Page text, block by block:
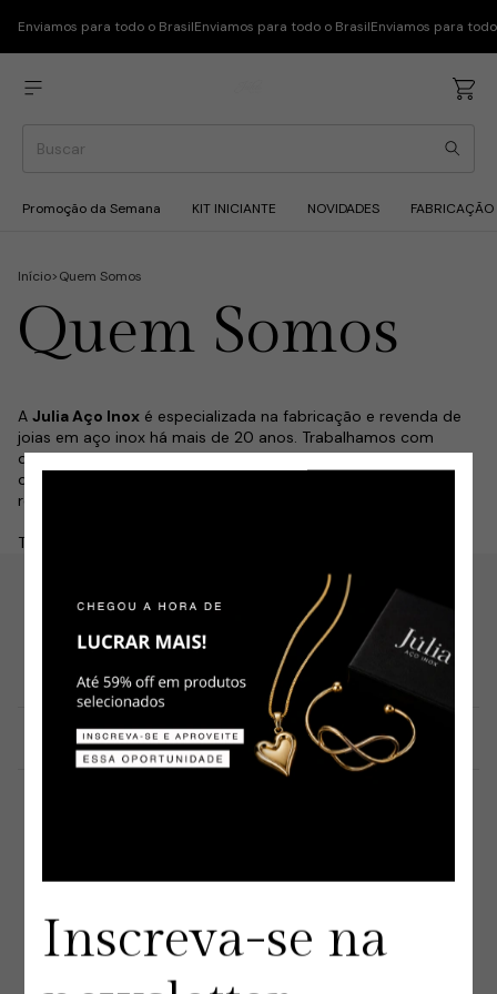
Enviamos para todo o BrasilEnviamos para todo o BrasilEnviamos para
Promoção da Semana KIT INICIANTE NOVIDADES FABRICAÇÃO
Início>Quem Somos
Quem Somos
A Julia Aço Inox é especializada na fabricação e revenda de
joias em aço inox há mais de 20 anos. Trabalhamos com
design próprio, aço puro e preço de fábrica, oferecendo
qualidade, durabilidade e alta lucratividade para milhares de
revendedores em todo o Brasil.
Transformamos joias em oportunidades.
Nossa marca tem uma tradição que é transmitida há 3
gerações. Isso nos permite garantir e oferecer a mais alta
Informações
Mercadão de Madureira
Inscreva-se na